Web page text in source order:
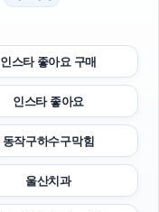
인스타 좋아요 구매
인스타 좋아요
동작구하수구막힘
울산치과